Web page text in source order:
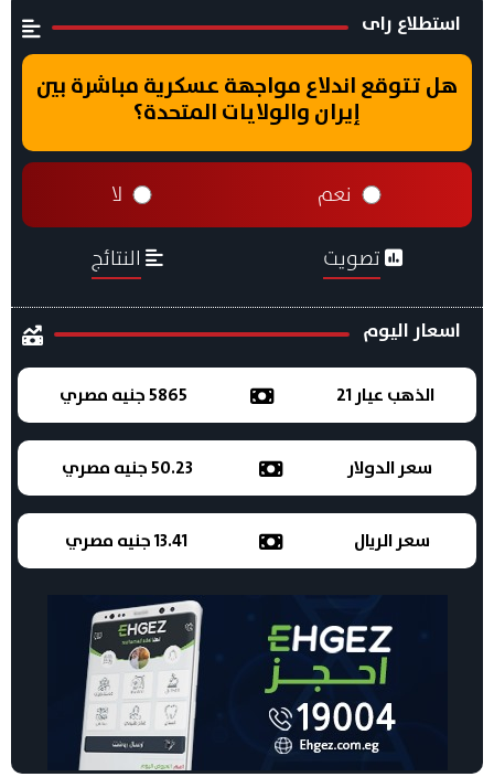
استطلاع راى
هل تتوقع اندلاع مواجهة عسكرية مباشرة بين
إيران والولايات المتحدة؟
نعم لا
تصويت النتائج
اسعار اليوم
الذهب عيار 21 5865 جنيه مصري
سعر الدولار 50.23 جنيه مصري
سعر الريال 13.41 جنيه مصري